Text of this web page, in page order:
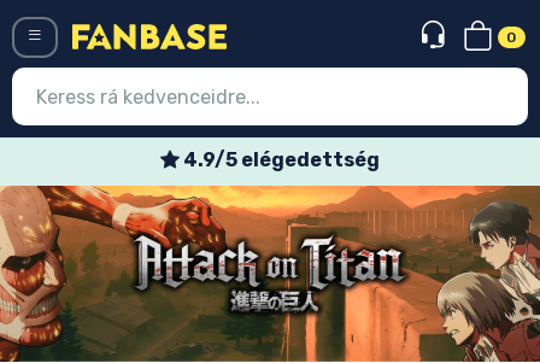
0
4.9/5 elégedettség
Belépés Regisztráció
Legújabb cuccok
Akciós ajánlatok